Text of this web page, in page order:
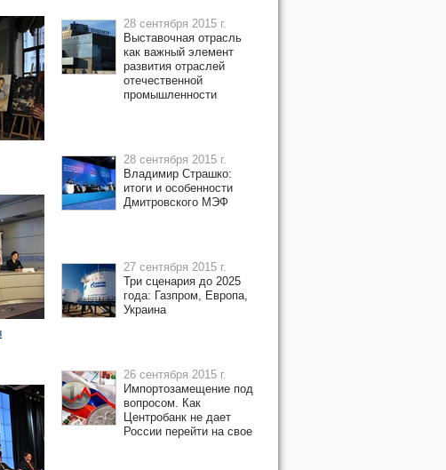
28 сентября 2015 г.
Выставочная отрасль
как важный элемент
развития отраслей
отечественной
промышленности
28 сентября 2015 г.
Владимир Страшко:
итоги и особенности
Дмитровского МЭФ
27 сентября 2015 г.
Три сценария до 2025
года: Газпром, Европа,
Украина
26 сентября 2015 г.
Импортозамещение под
вопросом. Как
Центробанк не дает
России перейти на свое